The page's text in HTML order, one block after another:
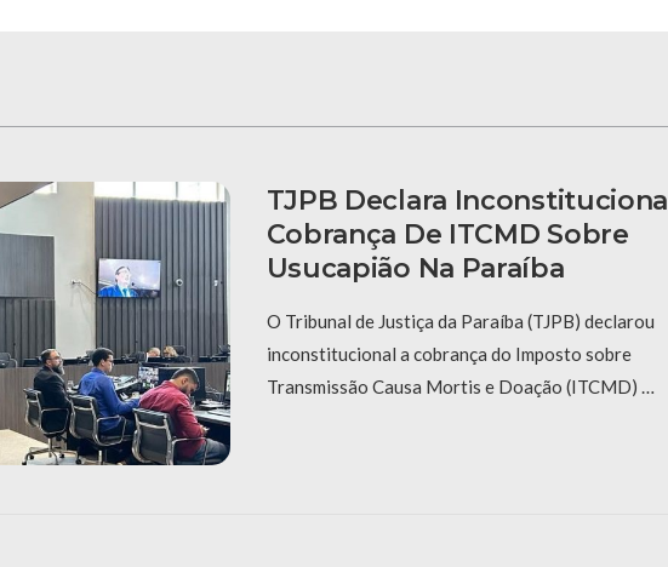
TJPB Declara Inconstitucional
Cobrança De ITCMD Sobre
Usucapião Na Paraíba
O Tribunal de Justiça da Paraíba (TJPB) declarou
inconstitucional a cobrança do Imposto sobre
Transmissão Causa Mortis e Doação (ITCMD) …